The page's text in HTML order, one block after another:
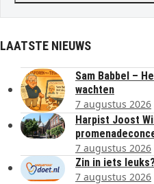
LAATSTE NIEUWS
Sam Babbel –
wachten
7 augustus 2026
Harpist Joost
7 augustus 2026
Zin in iets
7 augustus 2026